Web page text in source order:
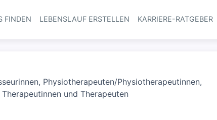
Haupt-Navigation
FINDEN LEBENSLAUF ERSTELLEN KARRIERE-RATGEBER
Physiotherapeuten/Physiotherapeutinnen,
und Therapeuten